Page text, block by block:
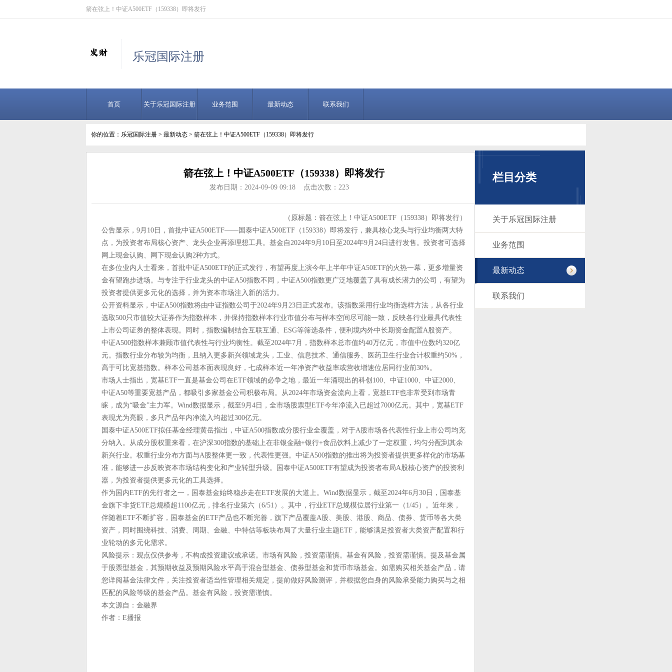
箭在弦上！中证A500ETF（159338）即将发行
乐冠国际注册
首页 关于乐冠国际注册 业务范围 最新动态 联系我们
你的位置： 乐冠国际注册 > 最新动态 > 箭在弦上！中证A500ETF（159338）即将发行
箭在弦上！中证A500ETF（159338）即将发行
发布日期：2024-09-09 09:18 点击次数：223
（原标题：箭在弦上！中证A500ETF（159338）即将发行）
公告显示，9月10日，首批中证A500ETF——国泰中证A500ETF（159338）即将发行，兼具核心龙头与行业均衡两大特
点，为投资者布局核心资产、龙头企业再添理想工具。基金自2024年9月10日至2024年9月24日进行发售。投资者可选择
网上现金认购、网下现金认购2种方式。
在多位业内人士看来，首批中证A500ETF的正式发行，有望再度上演今年上半年中证A50ETF的火热一幕，更多增量资
金有望跑步进场。与专注于行业龙头的中证A50指数不同，中证A500指数更广泛地覆盖了具有成长潜力的公司，有望为
投资者提供更多元化的选择，并为资本市场注入新的活力。
公开资料显示，中证A500指数将由中证指数公司于2024年9月23日正式发布。该指数采用行业均衡选样方法，从各行业
选取500只市值较大证券作为指数样本，并保持指数样本行业市值分布与样本空间尽可能一致，反映各行业最具代表性
上市公司证券的整体表现。同时，指数编制结合互联互通、ESG等筛选条件，便利境内外中长期资金配置A股资产。
中证A500指数样本兼顾市值代表性与行业均衡性。截至2024年7月，指数样本总市值约40万亿元，市值中位数约320亿
元。指数行业分布较为均衡，且纳入更多新兴领域龙头，工业、信息技术、通信服务、医药卫生行业合计权重约50%，
高于可比宽基指数。样本公司基本面表现良好，七成样本近一年净资产收益率或营收增速位居同行业前30%。
市场人士指出，宽基ETF一直是基金公司在ETF领域的必争之地，最近一年涌现出的科创100、中证1000、中证2000、
中证A50等重要宽基产品，都吸引多家基金公司积极布局。从2024年市场资金流向上看，宽基ETF也非常受到市场青
睐，成为“吸金”主力军。Wind数据显示，截至9月4日，全市场股票型ETF今年净流入已超过7000亿元。其中，宽基ETF
表现尤为亮眼，多只产品年内净流入均超过300亿元。
国泰中证A500ETF拟任基金经理黄岳指出，中证A500指数成分股行业全覆盖，对于A股市场各代表性行业上市公司均充
分纳入。从成分股权重来看，在沪深300指数的基础上在非银金融+银行+食品饮料上减少了一定权重，均匀分配到其余
新兴行业。权重行业分布方面与A股整体更一致，代表性更强。中证A500指数的推出将为投资者提供更多样化的市场基
准，能够进一步反映资本市场结构变化和产业转型升级。国泰中证A500ETF有望成为投资者布局A股核心资产的投资利
器，为投资者提供更多元化的工具选择。
作为国内ETF的先行者之一，国泰基金始终稳步走在ETF发展的大道上。Wind数据显示，截至2024年6月30日，国泰基
金旗下非货ETF总规模超1100亿元，排名行业第六（6/51）。其中，行业ETF总规模位居行业第一（1/45）。近年来，
伴随着ETF不断扩容，国泰基金的ETF产品也不断完善，旗下产品覆盖A股、美股、港股、商品、债券、货币等各大类
资产，同时围绕科技、消费、周期、金融、中特估等板块布局了大量行业主题ETF，能够满足投资者大类资产配置和行
业轮动的多元化需求。
风险提示：观点仅供参考，不构成投资建议或承诺。市场有风险，投资需谨慎。基金有风险，投资需谨慎。提及基金属
于股票型基金，其预期收益及预期风险水平高于混合型基金、债券型基金和货币市场基金。如需购买相关基金产品，请
您详阅基金法律文件，关注投资者适当性管理相关规定，提前做好风险测评，并根据您自身的风险承受能力购买与之相
匹配的风险等级的基金产品。基金有风险，投资需谨慎。
本文源自：金融界
作者：E播报
栏目分类
关于乐冠国际注册
业务范围
最新动态
联系我们